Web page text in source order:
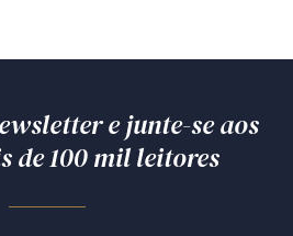
e junte-se aos
de 100 mil leitores